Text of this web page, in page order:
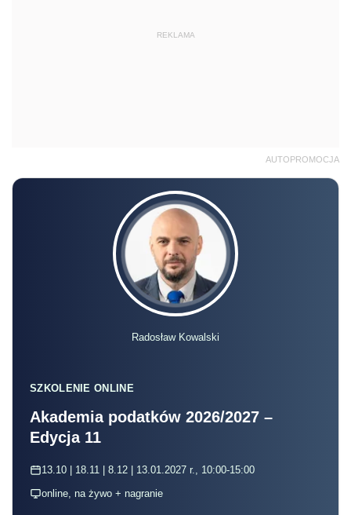
REKLAMA
AUTOPROMOCJA
Radosław Kowalski
SZKOLENIE ONLINE
Akademia podatków 2026/2027 –
Edycja 11
13.10 | 18.11 | 8.12 | 13.01.2027 r., 10:00-15:00
online, na żywo + nagranie